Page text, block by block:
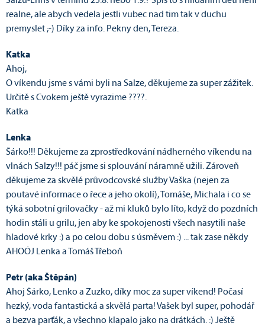
realne, ale abych vedela jestli vubec nad tim tak v duchu
premyslet ;-) Díky za info. Pekny den, Tereza.
Katka
Ahoj,
O víkendu jsme s vámi byli na Salze, děkujeme za super zážitek.
Určitě s Cvokem ještě vyrazime ????.
Katka
Lenka
Šárko!!! Děkujeme za zprostředkování nádherného víkendu na
vlnách Salzy!!! páč jsme si splouvání náramně užili. Zároveň
děkujeme za skvělé průvodcovské služby Vaška (nejen za
poutavé informace o řece a jeho okolí), Tomáše, Michala i co se
týká sobotní grilovačky - až mi kluků bylo líto, když do pozdních
hodin stáli u grilu, jen aby ke spokojenosti všech nasytili naše
hladové krky :) a po celou dobu s úsměvem :) ... tak zase někdy
AHOÓJ Lenka a Tomáš Třeboň
Petr (aka Štěpán)
Ahoj Šárko, Lenko a Zuzko, díky moc za super víkend! Počasí
hezký, voda fantastická a skvělá parta! Vašek byl super, pohodář
a bezva parťák, a všechno klapalo jako na drátkách. :) Ještě